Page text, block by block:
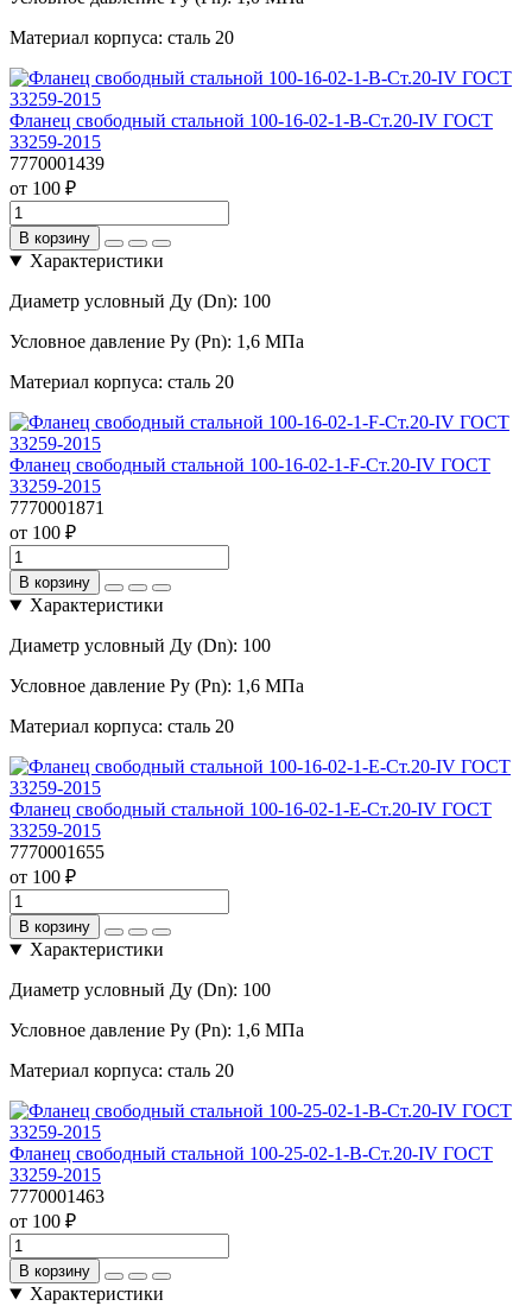
Материал корпуса: сталь 20
Фланец свободный стальной 100-16-02-1-B-Ст.20-IV ГОСТ
33259-2015
7770001439
от 100 ₽
В корзину
Характеристики
Диаметр условный Ду (Dn): 100
Условное давление Ру (Pn): 1,6 МПа
Материал корпуса: сталь 20
Фланец свободный стальной 100-16-02-1-F-Ст.20-IV ГОСТ
33259-2015
7770001871
от 100 ₽
В корзину
Характеристики
Диаметр условный Ду (Dn): 100
Условное давление Ру (Pn): 1,6 МПа
Материал корпуса: сталь 20
Фланец свободный стальной 100-16-02-1-Е-Ст.20-IV ГОСТ
33259-2015
7770001655
от 100 ₽
В корзину
Характеристики
Диаметр условный Ду (Dn): 100
Условное давление Ру (Pn): 1,6 МПа
Материал корпуса: сталь 20
Фланец свободный стальной 100-25-02-1-B-Ст.20-IV ГОСТ
33259-2015
7770001463
от 100 ₽
В корзину
Характеристики